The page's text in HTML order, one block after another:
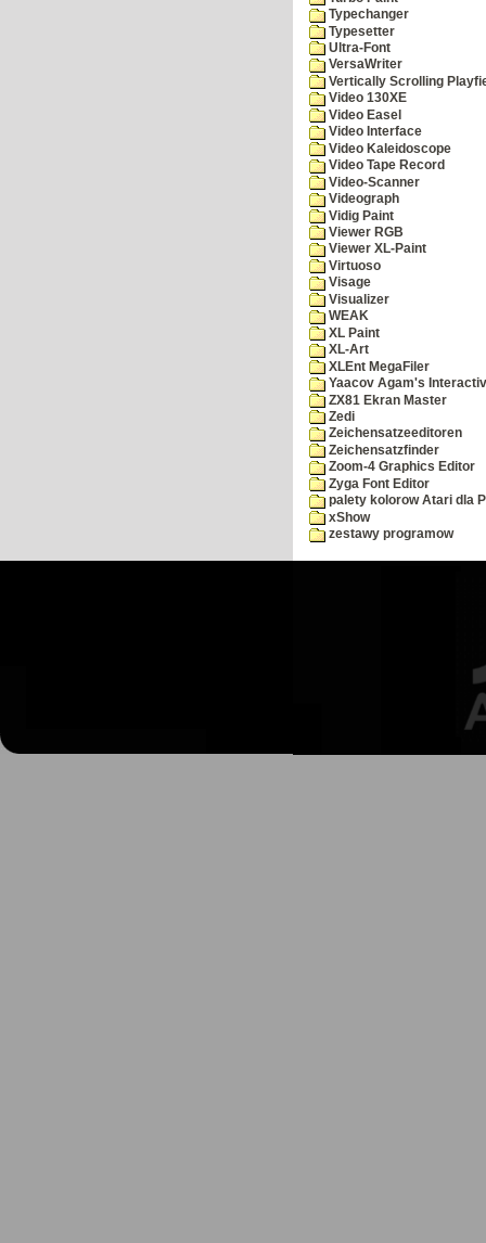
Typechanger
Typesetter
Ultra-Font
VersaWriter
Vertically Scrolling
Video 130XE
Video Easel
Video Interface
Video Kaleidoscope
Video Tape Record
Video-Scanner
Videograph
Vidig Paint
Viewer RGB
Viewer XL-Paint
Virtuoso
Visage
Visualizer
WEAK
XL Paint
XL-Art
XLEnt MegaFiler
Yaacov Agam's
ZX81 Ekran Master
Zedi
Zeichensatzeeditoren
Zeichensatzfinder
Zoom-4 Graphics Editor
Zyga Font Editor
palety kolorow Atari dla
xShow
zestawy programow